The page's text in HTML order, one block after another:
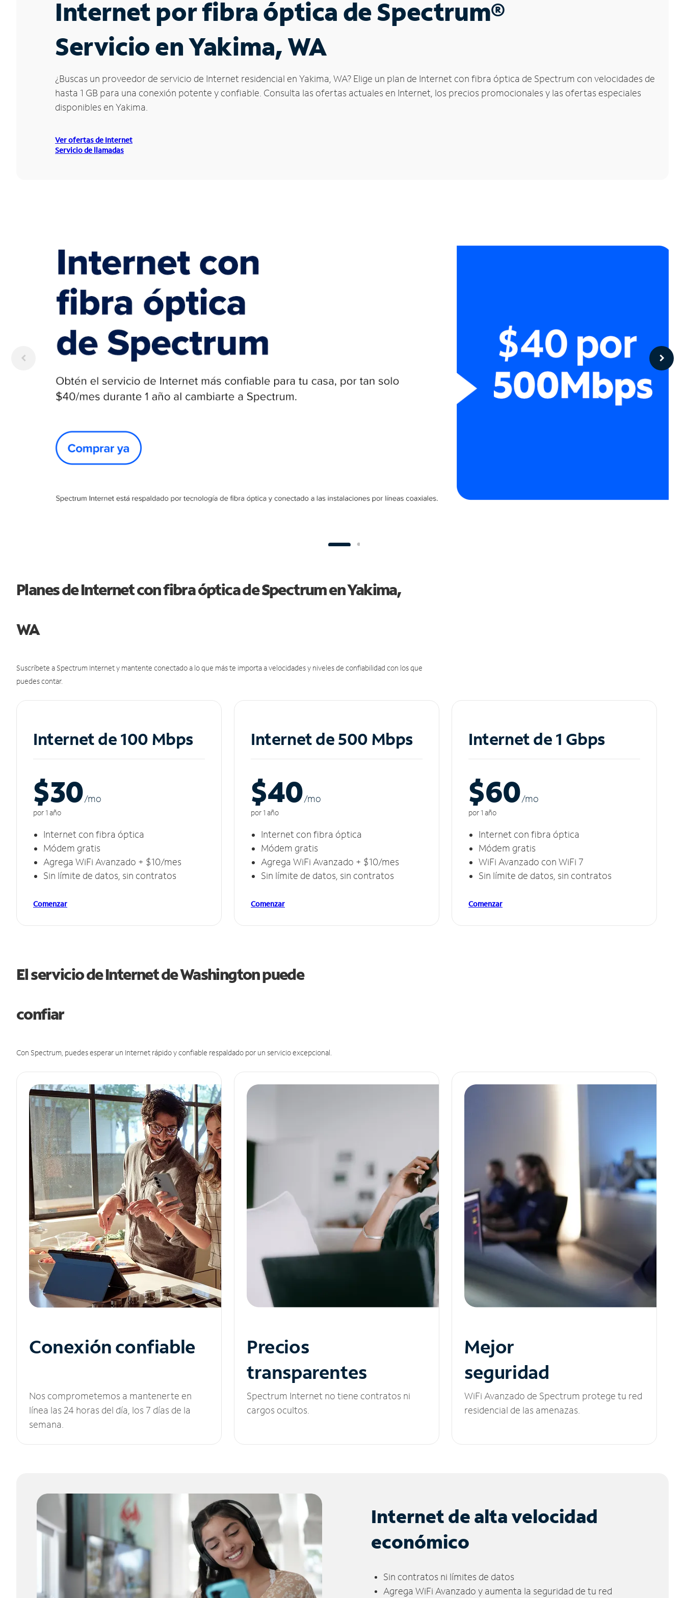
Internet por fibra óptica de Spectrum®
Servicio en Yakima, WA
¿Buscas un proveedor de servicio de Internet residencial en Yakima, WA? Elige un plan de Internet con fibra óptica de Spectrum con velocidades de
hasta 1 GB para una conexión potente y confiable. Consulta las ofertas actuales en Internet, los precios promocionales y las ofertas especiales
disponibles en Yakima.
Ver ofertas de Internet
Servicio de llamadas
Planes de Internet con fibra óptica de Spectrum en Yakima,
WA
Suscríbete a Spectrum Internet y mantente conectado a lo que más te importa a velocidades y niveles de confiabilidad con los que
puedes contar.
Internet de 100 Mbps
$30/mo
por 1 año
Internet con fibra óptica
Módem gratis
Agrega WiFi Avanzado + $10/mes
Sin límite de datos, sin contratos
Comenzar
Internet de 500 Mbps
$40/mo
por 1 año
Internet con fibra óptica
Módem gratis
Agrega WiFi Avanzado + $10/mes
Sin límite de datos, sin contratos
Comenzar
Internet de 1 Gbps
$60/mo
por 1 año
Internet con fibra óptica
Módem gratis
WiFi Avanzado con WiFi 7
Sin límite de datos, sin contratos
Comenzar
El servicio de Internet de Washington puede
confiar
Con Spectrum, puedes esperar un Internet rápido y confiable respaldado por un servicio excepcional.
Conexión confiable
Nos comprometemos a mantenerte en
línea las 24 horas del día, los 7 días de la
semana.
Precios
transparentes
Spectrum Internet no tiene contratos ni
cargos ocultos.
Mejor
seguridad
WiFi Avanzado de Spectrum protege tu red
residencial de las amenazas.
Internet de alta velocidad
económico
Sin contratos ni límites de datos
Agrega WiFi Avanzado y aumenta la seguridad de tu red